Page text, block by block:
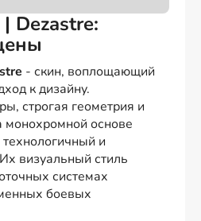
Dezastre:
- скин, воплощающий
к дизайну.
строгая геометрия и
монохромной основе
и
визуальный стиль
системах
боевых